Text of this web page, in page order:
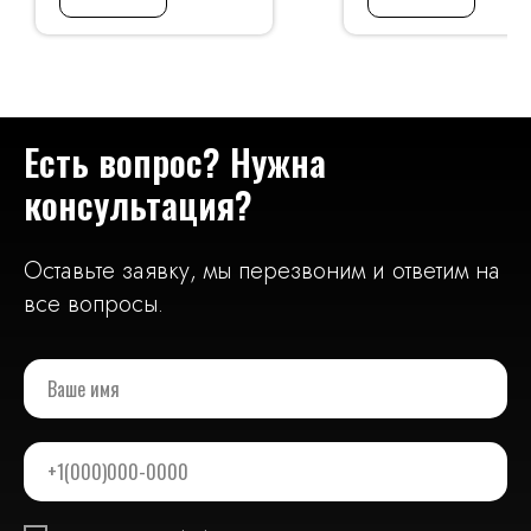
Есть вопрос? Нужна
консультация?
Оставьте заявку, мы перезвоним и ответим на
все вопросы.